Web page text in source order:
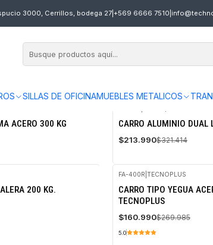
SILLAS DE OFICINAMUEBLES METALICOS
3000, Cerrillos, bodega 27| +569 6666 7510
ACERO 300 KG
-33%
OFF
CARRO ALUMINIO DUAL
$213.990$321.414
200 KG.
-40%
OFF
FA-400R |TECNOPLUS
CARRO TIPO YEGUA
TECNOPLUS
$160.990$269.985
5.0